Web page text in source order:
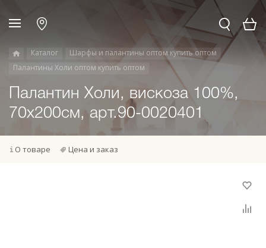
Каталог
Шарфы и палантины оптом купить оптом
Палантины Холи оптом купить оптом
Палантин Холи, вискоза 100%,
70х200см, арт.90-0020401
О товаре Цена и заказ